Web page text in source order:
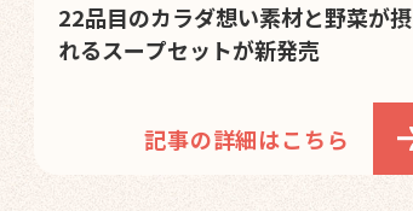
22品目のカラダ想い素材と野菜が摂
れるスープセットが新発売
記事の詳細はこちら